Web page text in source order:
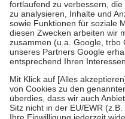
Diese Regeln gelten
Bei Heilmitteln und häuslicher
Zuzahlung zehn Prozent der
Verordnung.
Um das Engagement der
stärken und die besondere
fallenkeine Zuzahlungenan bei:
• Kindern und Jugendlichen
mit Ausnahme der Fahrkosten